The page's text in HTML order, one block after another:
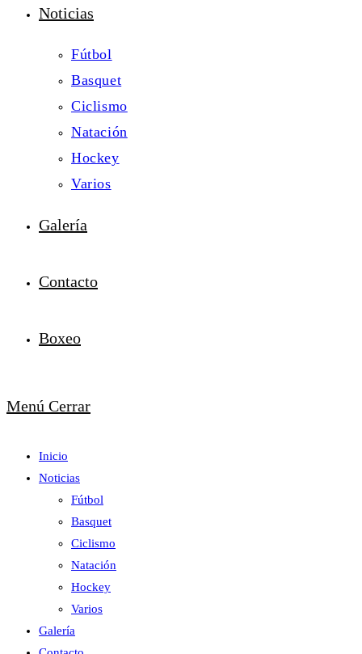
Noticias
Fútbol
Basquet
Ciclismo
Natación
Hockey
Varios
Galería
Contacto
Boxeo
Menú Cerrar
Inicio
Noticias
Fútbol
Basquet
Ciclismo
Natación
Hockey
Varios
Galería